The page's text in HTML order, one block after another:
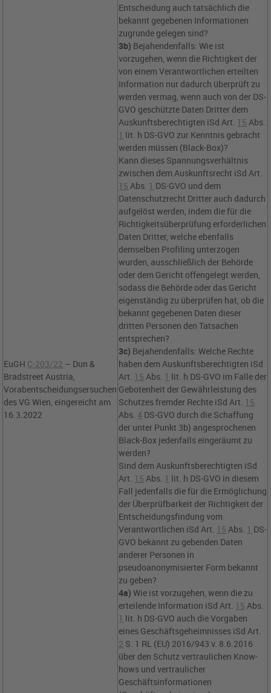
EuGH C-203/22 – Dun &
Bradstreet Austria,
Vorabentscheidungsersuchen
des VG Wien, eingereicht am
16.3.2022
Entscheidung auch tatsächlich die
bekannt gegebenen Informationen
zugrunde gelegen sind?
3b) Bejahendenfalls: Wie ist
vorzugehen, wenn die Richtigkeit der
von einem Verantwortlichen erteilten
Information nur dadurch überprüft zu
werden vermag, wenn auch von der DS-
GVO geschützte Daten Dritter dem
Auskunftsberechtigten iSdArt. 15 Abs.
1 lit. h DS-GVO zur Kenntnis gebracht
werden müssen (Black-Box)?
Kann dieses Spannungsverhältnis
zwischen dem Auskunftsrecht iSdArt.
15 Abs. 1 DS-GVO und dem
Datenschutzrecht Dritter auch dadurch
aufgelöst werden, indem die für die
Richtigkeitsüberprüfung erforderlichen
Daten Dritter, welche ebenfalls
demselben Profiling unterzogen
wurden, ausschließlich der Behörde
oder dem Gericht offengelegt werden,
sodass die Behörde oder das Gericht
eigenständig zu überprüfen hat, ob die
bekannt gegebenen Daten dieser
dritten Personen den Tatsachen
entsprechen?
3c) Bejahendenfalls: Welche Rechte
haben dem Auskunftsberechtigten iSd
Art. 15 Abs. 1 lit. h DS-GVO im Falle der
Gebotenheit der Gewährleistung des
Schutzes fremder Rechte iSdArt. 15
Abs. 4 DS-GVO durch die Schaffung
der unter Punkt 3b) angesprochenen
Black-Box jedenfalls eingeräumt zu
werden?
Sind dem Auskunftsberechtigten iSd
Art. 15 Abs. 1 lit. h DS-GVO in diesem
Fall jedenfalls die für die Ermöglichung
der Überprüfbarkeit der Richtigkeit der
Entscheidungsfindung vom
Verantwortlichen iSdArt. 15 Abs. 1 DS-
GVO bekannt zu gebenden Daten
anderer Personen in
pseudoanonymisierter Form bekannt
zu geben?
4a) Wie ist vorzugehen, wenn die zu
erteilende Information iSdArt. 15 Abs.
1 lit. h DS-GVO auch die Vorgaben
eines Geschäftsgeheimnisses iSdArt.
2 S. 1 RL (EU) 2016/943 v. 8.6.2016
über den Schutz vertraulichen Know-
hows und vertraulicher
Geschäftsinformationen